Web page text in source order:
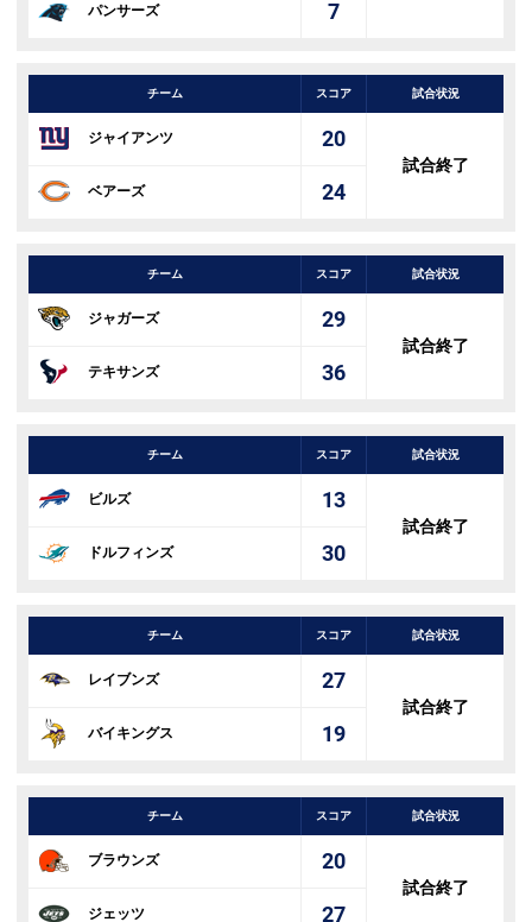
パンサーズ 7
チーム スコア 試合状況
ジャイアンツ 20
試合終了
ベアーズ 24
チーム スコア 試合状況
ジャガーズ 29
試合終了
テキサンズ 36
チーム スコア 試合状況
ビルズ 13
試合終了
ドルフィンズ 30
チーム スコア 試合状況
レイブンズ 27
試合終了
バイキングス 19
チーム スコア 試合状況
ブラウンズ 20
試合終了
ジェッツ 27